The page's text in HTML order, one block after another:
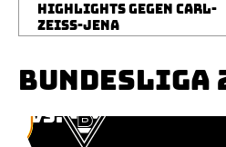
HIGHLIGHTS GEGEN CARL-
ZEISS-JENA
BUNDESLIGA